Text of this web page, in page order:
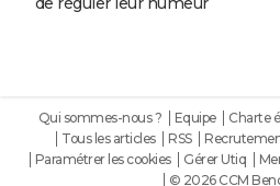
Qui sommes-nous ? Equipe Charte
Tous les articles
RSS
Paramétrer les cookies
Gérer Utiq
© 2026 CCM